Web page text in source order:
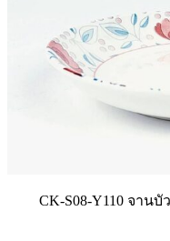
CK-S08-Y110 จานบั